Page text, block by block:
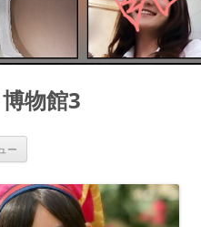
物館3
ー